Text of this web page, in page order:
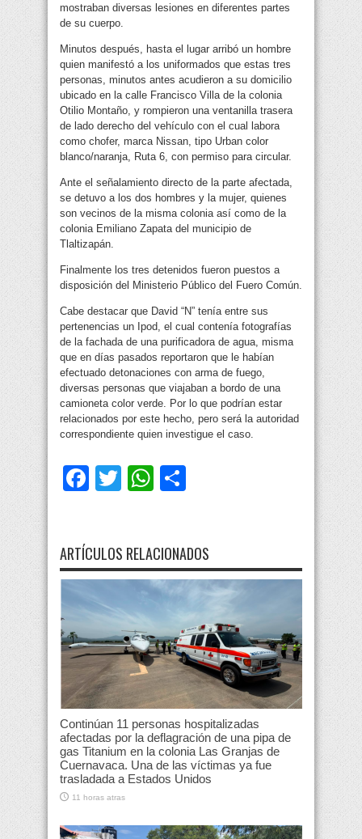
mostraban diversas lesiones en diferentes partes
de su cuerpo.
Minutos después, hasta el lugar arribó un hombre
quien manifestó a los uniformados que estas tres
personas, minutos antes acudieron a su domicilio
ubicado en la calle Francisco Villa de la colonia
Otilio Montaño, y rompieron una ventanilla trasera
de lado derecho del vehículo con el cual labora
como chofer, marca Nissan, tipo Urban color
blanco/naranja, Ruta 6, con permiso para circular.
Ante el señalamiento directo de la parte afectada,
se detuvo a los dos hombres y la mujer, quienes
son vecinos de la misma colonia así como de la
colonia Emiliano Zapata del municipio de
Tlaltizapán.
Finalmente los tres detenidos fueron puestos a
disposición del Ministerio Público del Fuero Común.
Cabe destacar que David “N” tenía entre sus
pertenencias un Ipod, el cual contenía fotografías
de la fachada de una purificadora de agua, misma
que en días pasados reportaron que le habían
efectuado detonaciones con arma de fuego,
diversas personas que viajaban a bordo de una
camioneta color verde. Por lo que podrían estar
relacionados por este hecho, pero será la autoridad
correspondiente quien investigue el caso.
Facebook
TwitterWhatsApp
ARTÍCULOS RELACIONADOS
Continúan 11 personas hospitalizadas
afectadas por la deflagración de una pipa de
gas Titanium en la colonia Las Granjas de
Cuernavaca. Una de las víctimas ya fue
trasladada a Estados Unidos
11 horas atras